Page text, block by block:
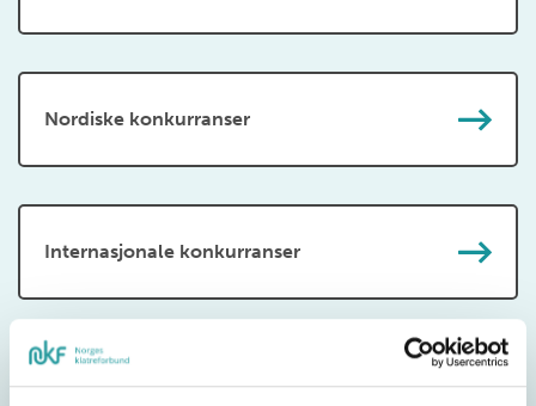
Nordiske konkurranser
Internasjonale konkurranser